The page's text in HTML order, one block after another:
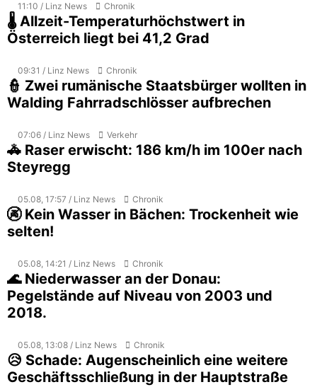
11:10 / Linz News Chronik
🌡️ Allzeit-Temperaturhöchstwert in
Österreich liegt bei 41,2 Grad
09:31 / Linz News Chronik
👮 Zwei rumänische Staatsbürger wollten in
Walding Fahrradschlösser aufbrechen
07:06 / Linz News Verkehr
🚓 Raser erwischt: 186 km/h im 100er nach
Steyregg
05.08, 17:57 / Linz News Chronik
🚱 Kein Wasser in Bächen: Trockenheit wie
selten!
05.08, 14:21 / Linz News Chronik
🌊 Niederwasser an der Donau:
Pegelstände auf Niveau von 2003 und
2018.
05.08, 13:08 / Linz News Chronik
😥 Schade: Augenscheinlich eine weitere
Geschäftsschließung in der Hauptstraße